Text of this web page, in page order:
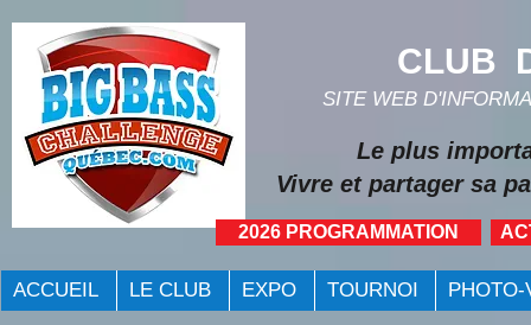
CLUB
SITE WEB
Vivre et partager sa
2026 PROGRAMMATION
Le plus
ACCUEIL LE CLUB EXPO TOURNOI PHOTO-